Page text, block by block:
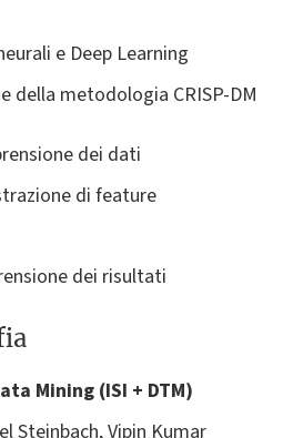
e Deep Learning
della metodologia CRISP-DM
dei dati
di feature
dei risultati
Mining (ISI + DTM)
Steinbach, Vipin Kumar